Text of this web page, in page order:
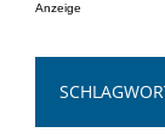
Anzeige